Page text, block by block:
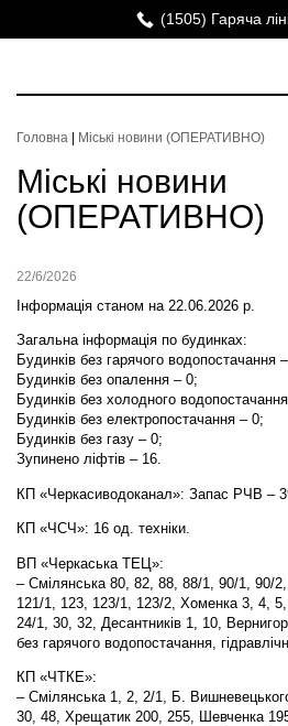
(1505) Гаряча
Головна Міські новини (ОПЕРАТИВНО)
Міські новини
(ОПЕРАТИВНО)
22/6/2026
Інформація станом на 22.06.2026 р.
Загальна інформація по будинках:
Будинків без гарячого водопостачання
Будинків без опалення – 0;
Будинків без холодного
Будинків без електропостачання – 0;
Будинків без газу – 0;
Зупинено ліфтів – 16.
КП «Черкасиводоканал»: Запас РЧВ –
КП «ЧСЧ»: 16 од. техніки.
ВП «Черкаська ТЕЦ»:
– Смілянська 80, 82, 88, 88/1, 90/1, 90/2,
121/1, 123, 123/1, 123/2, Хоменка 3, 4,
24/1, 30, 32, Десантників 1, 10,
без гарячого водопостачання,
КП «ЧТКЕ»:
– Смілянська 1, 2, 2/1, Б.
30, 48, Хрещатик 200, 255, Шевченка